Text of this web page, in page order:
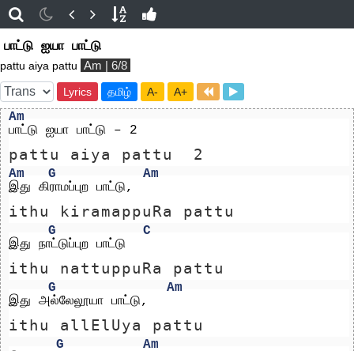
பாட்டு ஐயா பாட்டு
pattu aiya pattu Am | 6/8
Lyrics தமிழ் A- A+
Am
பாட்டு ஐயா பாட்டு – 2
pattu aiya pattu  2
Am G
Am
இது கிராமப்புற பாட்டு,
ithu kiramappuRa pattu
G
C
இது நாட்டுப்புற பாட்டு
ithu nattuppuRa pattu
G
Am
இது அல்லேலூயா பாட்டு,
ithu allElUya pattu
G
Am